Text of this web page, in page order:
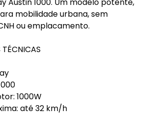
mobilidade urbana, sem
ou emplacamento.
TÉCNICAS
1000W
até 32 km/h